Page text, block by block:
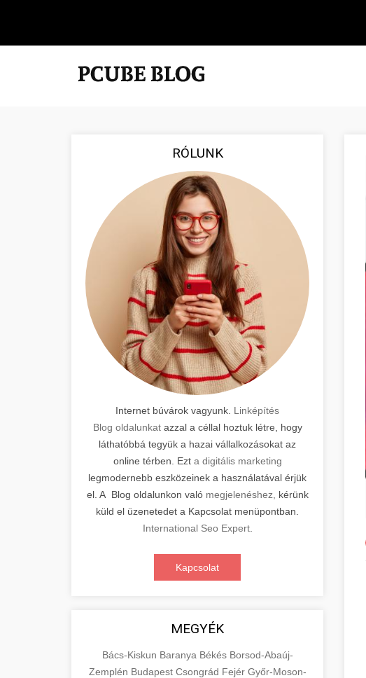
RÓLUNK
Internet búvárok vagyunk. Linképítés
Blog oldalunkatazzal a céllal hoztuk létre, hogy
láthatóbbá tegyük a hazai vállalkozásokat az
online térben. Ezt a digitális marketing
legmodernebb eszközeinek a használatával érjük
el. A Blog oldalunkon való megjelenéshez,
kérünk
küld el üzenetedet a Kapcsolat menüpontban.
International Seo Expert.
Kapcsolat
MEGYÉK
Bács-Kiskun Baranya Békés Borsod-Abaúj-
Zemplén Budapest Csongrád Fejér Győr-Moson-